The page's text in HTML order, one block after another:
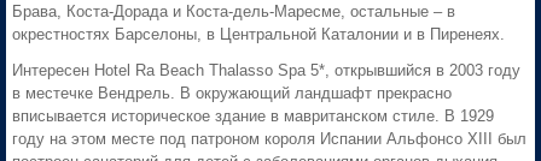
Брава, Коста-Дорада и Коста-дель-Маресме, остальные – в
окрестностях Барселоны, в Центральной Каталонии и в Пиренеях.
Интересен Hotel Ra Beach Thalasso Spa 5*, открывшийся в 2003 году
в местечке Вендрель. В окружающий ландшафт прекрасно
вписывается историческое здание в мавританском стиле. В 1929
году на этом месте под патроном короля Испании Альфонсо XIII был